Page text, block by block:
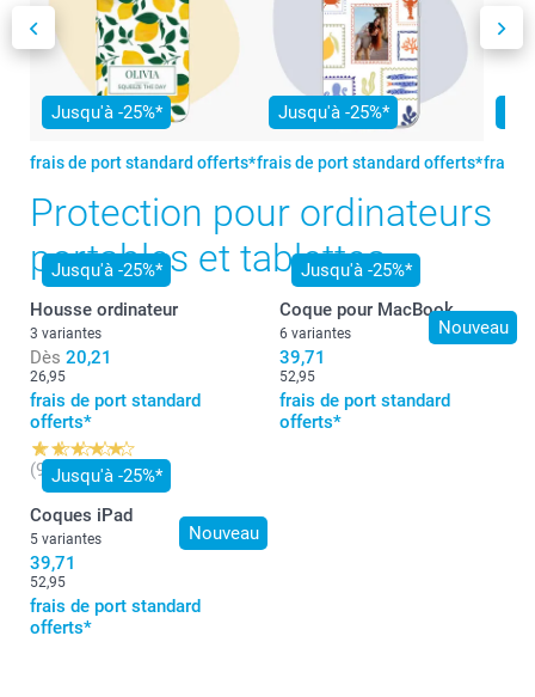
Jusqu'à -25%*
frais de port standard offerts*
Jusqu'à -25%*
frais de port standard offerts*frais
Protection pour ordinateurs
portables et tablettes
Jusqu'à -25%*
Housse ordinateur
3 variantes
Dès 20,21
26,95
frais de port standard
offerts*
(9 avis)
Nouveau
Jusqu'à -25%*
Coque pour MacBook
6 variantes
39,71
52,95
frais de port standard
offerts*
Nouveau
Jusqu'à -25%*
Coques iPad
5 variantes
39,71
52,95
frais de port standard
offerts*